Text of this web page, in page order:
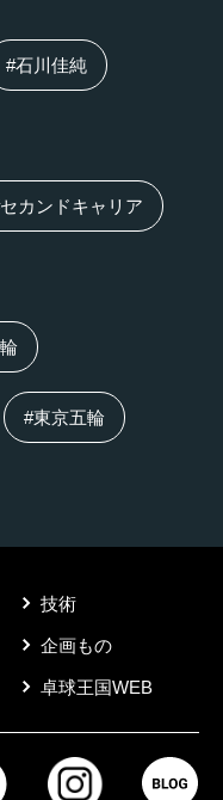
#石川佳純
カンドキャリア
#東京五輪
技術
企画もの
卓球王国WEB